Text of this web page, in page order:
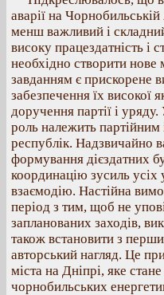
аварії на
менш важливий і
високу працездатність і
необхідно створити нове
завданням є прискорене
забезпечення їх високої
доручення партії і
роль належить
республік. Надзвичайно
формування дієздатних
координацію зусиль усіх
взаємодію. Настійна
період з тим, щоб не
запланованих заходів,
також встановити з
авторський нагляд. Це
міста на Дніпрі, яке
чорнобильських